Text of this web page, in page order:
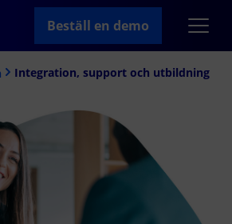
Beställ en demo
Integration, support och utbildning